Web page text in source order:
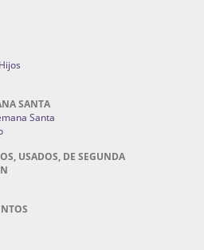
SANTA
Santa
USADOS, DE SEGUNDA